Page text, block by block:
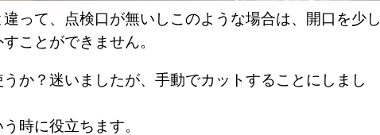
違って、点検口が無いしこのような場合は、開口を少し
ことができません。
か？迷いましたが、手動でカットすることにしまし
時に役立ちます。